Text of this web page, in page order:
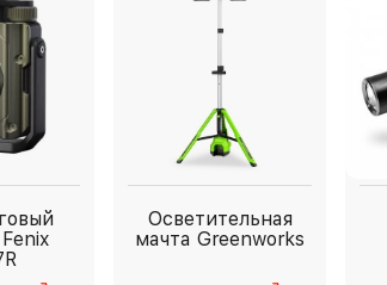
Осветительная
мачта Greenworks